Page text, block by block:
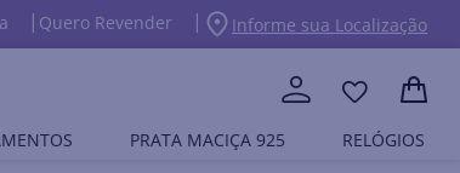
Quero Revender Informe sua Localização
PRATA MACIÇA 925 RELÓGIOS